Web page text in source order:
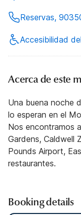
Reservas,
Accesibilidad
Acerca de este
Una buena noche
lo esperan en el
Nos encontramos
Gardens, Caldwell
Pounds Airport,
restaurantes.
Booking details